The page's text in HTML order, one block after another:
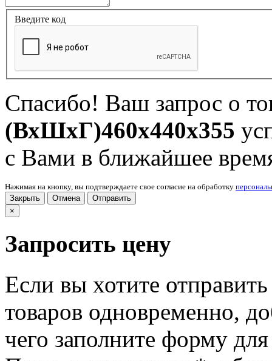
Введите код
Спасибо! Ваш запрос о
(ВхШхГ)460x440x355
с Вами в ближайшее
Нажимая на кнопку, вы подтверждаете свое согласие на обработку
Закрыть
Отмена
Отправить
×
Запросить цену
Если вы хотите
товаров одновременно,
чего заполните форму